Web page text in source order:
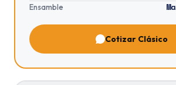
Ensamble
Cotizar Clásico